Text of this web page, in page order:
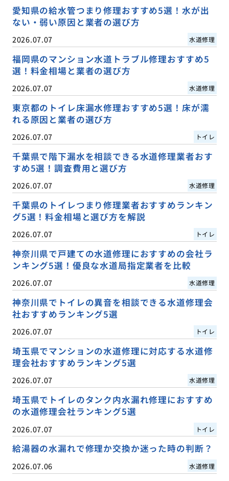
愛知県の給水管つまり修理おすすめ5選！水が出
ない・弱い原因と業者の選び方
2026.07.07 水道修理
福岡県のマンション水道トラブル修理おすすめ5
選！料金相場と業者の選び方
2026.07.07 水道修理
東京都のトイレ床漏水修理おすすめ5選！床が濡
れる原因と業者の選び方
2026.07.07 トイレ
千葉県で階下漏水を相談できる水道修理業者おす
すめ5選！調査費用と選び方
2026.07.07 水道修理
千葉県のトイレつまり修理業者おすすめランキン
グ5選！料金相場と選び方を解説
2026.07.07 トイレ
神奈川県で戸建ての水道修理におすすめの会社ラ
ンキング5選！優良な水道局指定業者を比較
2026.07.07 水道修理
神奈川県でトイレの異音を相談できる水道修理会
社おすすめランキング5選
2026.07.07 トイレ
埼玉県でマンションの水道修理に対応する水道修
理会社おすすめランキング5選
2026.07.07 水道修理
埼玉県でトイレのタンク内水漏れ修理におすすめ
の水道修理会社ランキング5選
2026.07.07 トイレ
給湯器の水漏れで修理か交換か迷った時の判断？
2026.07.06 水道修理